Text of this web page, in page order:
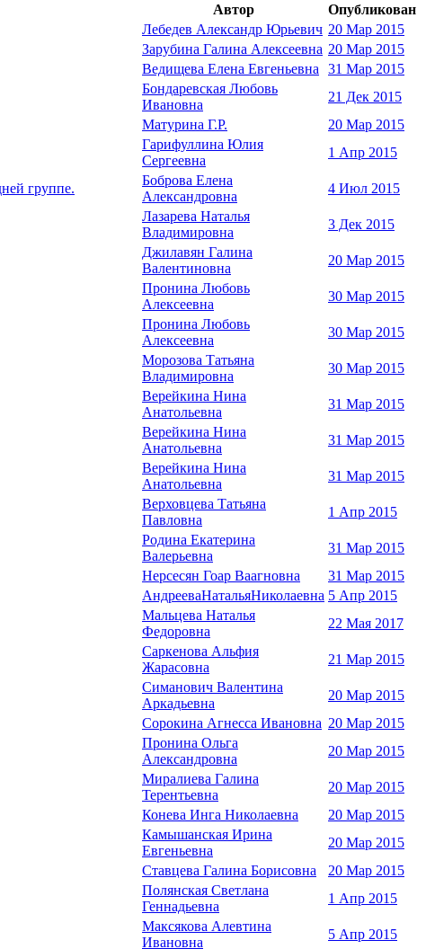
Автор
Опубликован
Лебедев Александр Юрьевич 20 Мар 2015
Зарубина Галина Алексеевна 20 Мар 2015
Ведищева Елена Евгеньевна
31 Мар 2015
Бондаревская Любовь
Ивановна
21 Дек 2015
Матурина Г.Р.
20 Мар 2015
Гарифуллина Юлия
Сергеевна
1 Апр 2015
группе.
Боброва Елена
Александровна
4 Июл 2015
Лазарева Наталья
Владимировна
3 Дек 2015
Джилавян Галина
Валентиновна
20 Мар 2015
Пронина Любовь
Алексеевна
30 Мар 2015
Пронина Любовь
Алексеевна
30 Мар 2015
Морозова Татьяна
Владимировна
30 Мар 2015
Верейкина Нина
Анатольевна
31 Мар 2015
Верейкина Нина
Анатольевна
31 Мар 2015
Верейкина Нина
Анатольевна
31 Мар 2015
Верховцева Татьяна
Павловна
1 Апр 2015
Родина Екатерина
Валерьевна
31 Мар 2015
Нерсесян Гоар Ваагновна
31 Мар 2015
АндрееваНатальяНиколаевна 5 Апр 2015
Мальцева Наталья
Федоровна
22 Мая 2017
Саркенова Альфия
Жарасовна
21 Мар 2015
Симанович Валентина
Аркадьевна
20 Мар 2015
Сорокина Агнесса Ивановна 20 Мар 2015
Пронина Ольга
Александровна
20 Мар 2015
Миралиева Галина
Терентьевна
20 Мар 2015
Конева Инга Николаевна
20 Мар 2015
Камышанская Ирина
Евгеньевна
20 Мар 2015
Ставцева Галина Борисовна
20 Мар 2015
Полянская Светлана
Геннадьевна
1 Апр 2015
Максякова Алевтина
Ивановна
5 Апр 2015